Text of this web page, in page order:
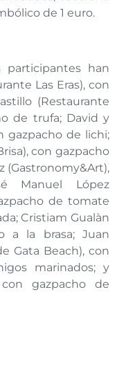
de 1 euro.
participantes han
Las Eras), con
(Restaurante
de trufa; David y
gazpacho de lichi;
con gazpacho
(Gastronomy&Art),
Manuel López
de tomate
Cristiam Gualàn
a la brasa; Juan
Gata Beach), con
marinados; y
con gazpacho de